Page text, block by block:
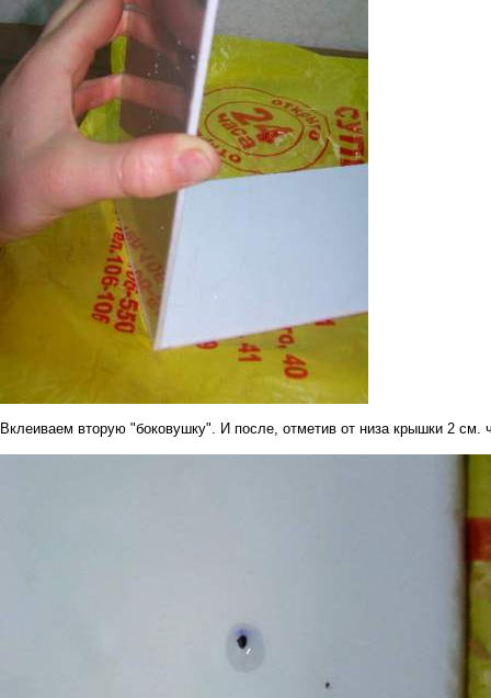
Вклеиваем вторую "боковушку". И после, отметив от низа крышки 2 см.